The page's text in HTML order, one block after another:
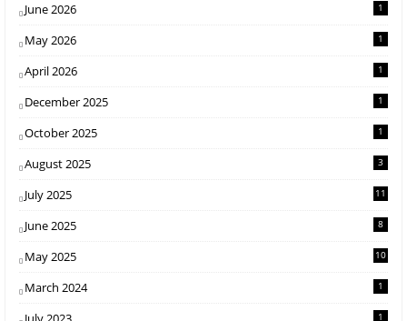
June 2026 1
May 2026 1
April 2026 1
December 2025 1
October 2025 1
August 2025 3
July 2025 11
June 2025 8
May 2025 10
March 2024 1
1